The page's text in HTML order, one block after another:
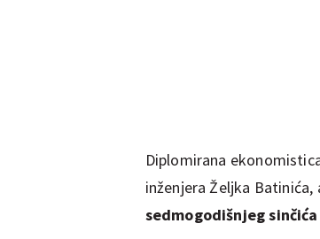
Diplomirana
inženjera Željka
sedmogodišnjeg